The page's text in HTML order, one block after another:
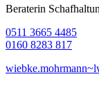
Beraterin
0511 3665 4485
0160 8283 817